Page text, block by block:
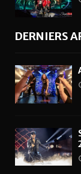
DERNIERS